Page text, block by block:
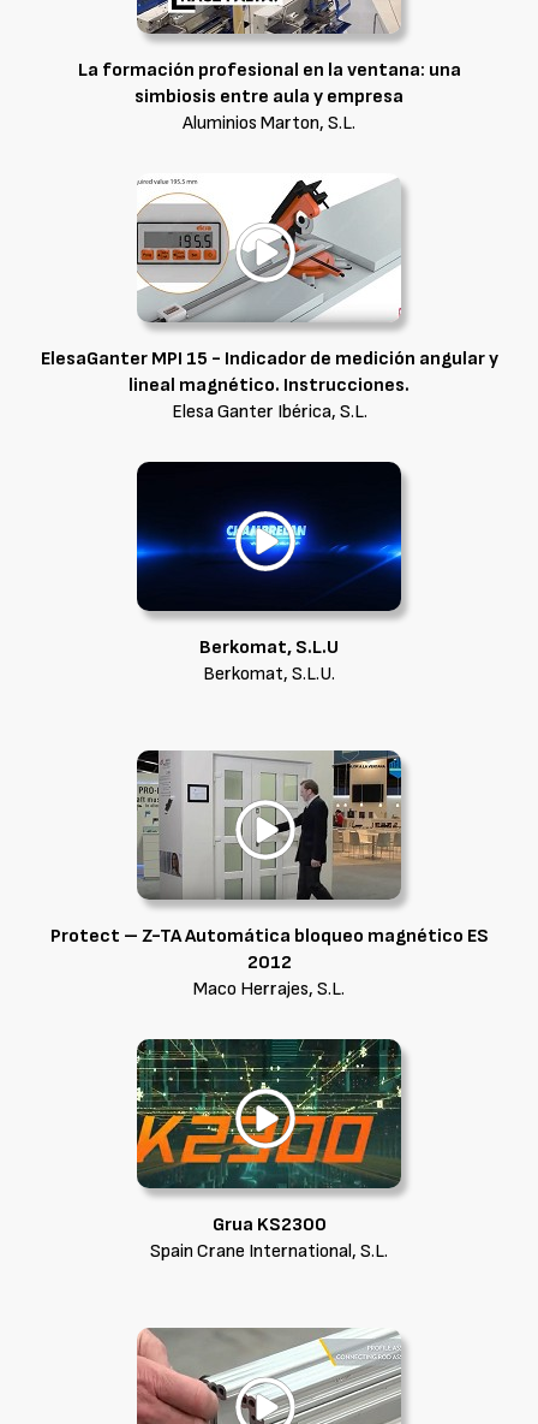
La formación profesional en la ventana: una
simbiosis entre aula y empresa
Aluminios Marton, S.L.
ElesaGanter MPI 15 - Indicador de medición angular y
lineal magnético. Instrucciones.
Elesa Ganter Ibérica, S.L.
Berkomat, S.L.U
Berkomat, S.L.U.
Protect – Z-TA Automática bloqueo magnético ES
2012
Maco Herrajes, S.L.
Grua KS2300
Spain Crane International, S.L.